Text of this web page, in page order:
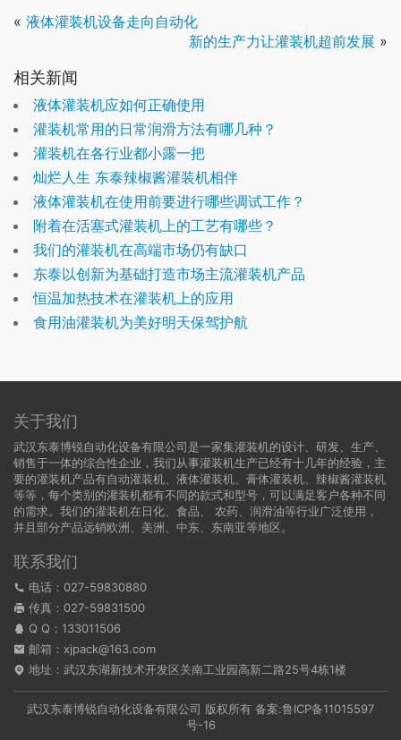
« 液体灌装机设备走向自动化
新的生产力让灌装机超前发展 »
相关新闻
液体灌装机应如何正确使用
灌装机常用的日常润滑方法有哪几种？
灌装机在各行业都小露一把
灿烂人生 东泰辣椒酱灌装机相伴
液体灌装机在使用前要进行哪些调试工作？
附着在活塞式灌装机上的工艺有哪些？
我们的灌装机在高端市场仍有缺口
东泰以创新为基础打造市场主流灌装机产品
恒温加热技术在灌装机上的应用
食用油灌装机为美好明天保驾护航
关于我们
武汉东泰博锐自动化设备有限公司是一家集灌装机的设计、研发、生产、
销售于一体的综合性企业，我们从事灌装机生产已经有十几年的经验，主
要的灌装机产品有自动灌装机、液体灌装机、膏体灌装机、辣椒酱灌装机
等等，每个类别的灌装机都有不同的款式和型号，可以满足客户各种不同
的需求。我们的灌装机在日化、食品、 农药、润滑油等行业广泛使用，
并且部分产品远销欧洲、美洲、中东、东南亚等地区。
联系我们
电话：027-59830880
传真：027-59831500
Q Q： 133011506
邮箱：xjpack@163.com
地址：武汉东湖新技术开发区关南工业园高新二路25号4栋1楼
武汉东泰博锐自动化设备有限公司 版权所有 备案:鲁ICP备11015597
号-16